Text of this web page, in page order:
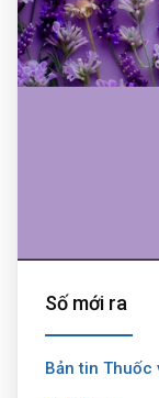
Số mới ra
Bản tin Thuốc